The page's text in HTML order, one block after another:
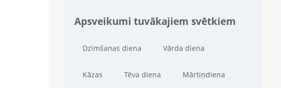
Apsveikumi tuvākajiem svētkiem
Dzimšanas diena Vārda diena
Kāzas Tēva diena Mārtiņdiena